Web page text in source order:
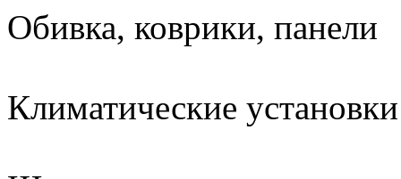
Обивка, коврики, панели
Климатические установки